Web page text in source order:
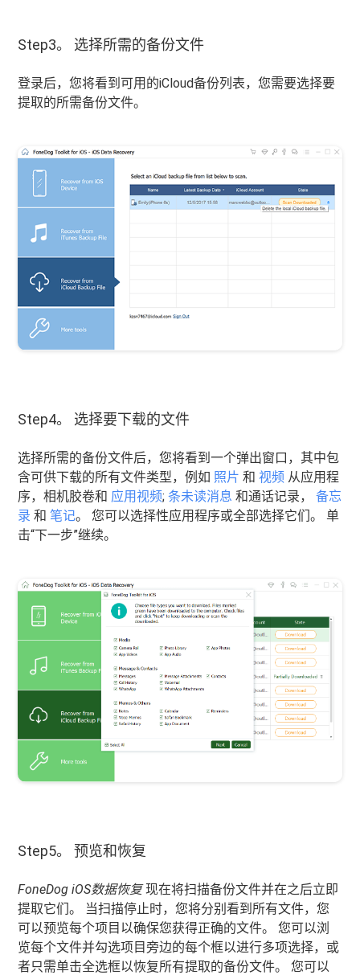
Step3。 选择所需的备份文件
登录后，您将看到可用的iCloud备份列表，您需要选择要
提取的所需备份文件。
Step4。 选择要下载的文件
选择所需的备份文件后，您将看到一个弹出窗口，其中包
含可供下载的所有文件类型，例如 照片 和 视频 从应用程
序，相机胶卷和 应用视频;条未读消息 和通话记录，备忘
录 和笔记。 您可以选择性应用程序或全部选择它们。 单
击“下一步”继续。
Step5。 预览和恢复
FoneDog iOS数据恢复现在将扫描备份文件并在之后立即
提取它们。 当扫描停止时，您将分别看到所有文件，您
可以预览每个项目以确保您获得正确的文件。 您可以浏
览每个文件并勾选项目旁边的每个框以进行多项选择，或
者只需单击全选框以恢复所有提取的备份文件。 您可以